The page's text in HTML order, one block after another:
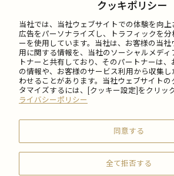
クッキポリシー
当社では、当社ウェブサイトでの体験を向
広告をパーソナライズし、トラフィックを
ーを使用しています。当社は、お客様の当社
用に関する情報を、当社のソーシャルメディ
トナーと共有しており、そのパートナーは
の情報や、お客様のサービス利用から収集
わせることがあります。当社ウェブサイトの
タマイズするには、[クッキー設定]をクリッ
ライバシーポリシー
同意する
全て拒否する
FAQ
ご利用について
会社情報